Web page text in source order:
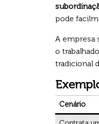
pode
A empresa
o
tradicional
Cenário